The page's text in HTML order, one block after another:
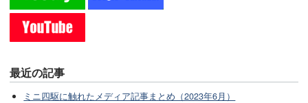
最近の記事
ミニ四駆に触れたメディア記事まとめ（2023年6月）